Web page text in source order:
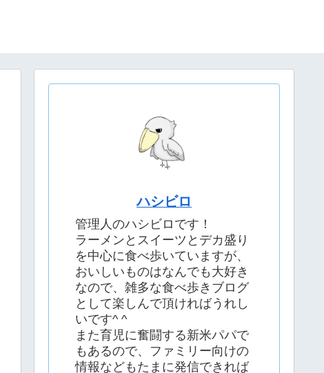
ハシビロ
管理人のハシビロです！
ラーメンとスイーツとデカ盛り
を中心に食べ歩いていますが、
おいしいものはなんでも大好き
なので、雑多な食べ歩きブログ
として楽しんで頂ければうれし
いです^ ^
また育児に奮闘する新米パパで
もあるので、ファミリー向けの
情報などもたまに発信できれば